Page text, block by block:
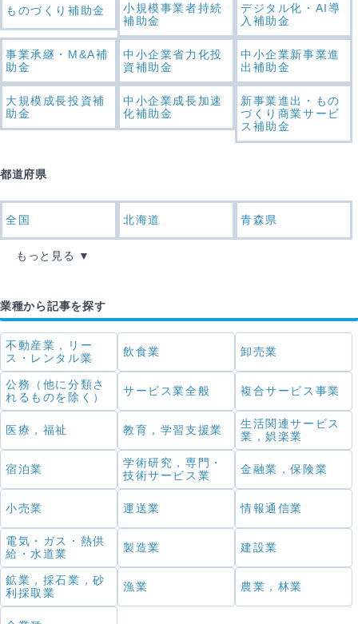
ものづくり補助金
小規模事業者持続
補助金
デジタル化・AI導
入補助金
事業承継・M&A補
助金
中小企業省力化投
資補助金
中小企業新事業進
出補助金
大規模成長投資補
助金
中小企業成長加速
化補助金
新事業進出・もの
づくり商業サービ
ス補助金
都道府県
全国 北海道 青森県
もっと見る
業種から記事を探す
不動産業，リー
ス・レンタル業
飲食業 卸売業
公務（他に分類さ
れるものを除く）
サービス業全般 複合サービス事業
医療，福祉 教育，学習支援業
生活関連サービス
業，娯楽業
宿泊業
学術研究，専門・
技術サービス業
金融業，保険業
小売業 運送業 情報通信業
電気・ガス・熱供
給・水道業
製造業 建設業
鉱業，採石業，砂
利採取業
漁業 農業，林業